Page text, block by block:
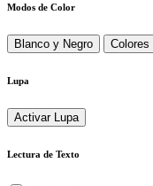
Modos de Color
Blanco y Negro
Lupa
Activar Lupa
Lectura de Texto